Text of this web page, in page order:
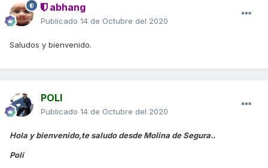
abhang
Publicado 14 de Octubre del 2020
Saludos y bienvenido.
POLI
Publicado 14 de Octubre del 2020
Hola y bienvenido,te saludo desde Molina de Segura..
Poli